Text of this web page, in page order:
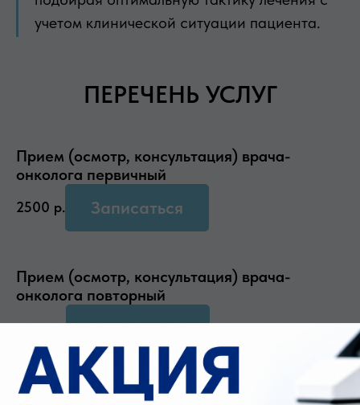
учетом клинической ситуации пациента.
ПЕРЕЧЕНЬ УСЛУГ
Прием (осмотр, консультация) врача-
онколога первичный
2500 р. Записаться
Прием (осмотр, консультация) врача-
онколога повторный
2000 р. Записаться